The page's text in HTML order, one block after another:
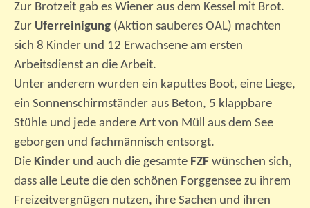
Zur Brotzeit gab es Wiener aus dem Kessel mit Brot.
Zur Uferreinigung (Aktion sauberes OAL) machten
sich 8 Kinder und 12 Erwachsene am ersten
Arbeitsdienst an die Arbeit.
Unter anderem wurden ein kaputtes Boot, eine Liege,
ein Sonnenschirmständer aus Beton, 5 klappbare
Stühle und jede andere Art von Müll aus dem See
geborgen und fachmännisch entsorgt.
Die Kinder und auch die gesamte FZF wünschen sich,
dass alle Leute die den schönen Forggensee zu ihrem
Freizeitvergnügen nutzen, ihre Sachen und ihren